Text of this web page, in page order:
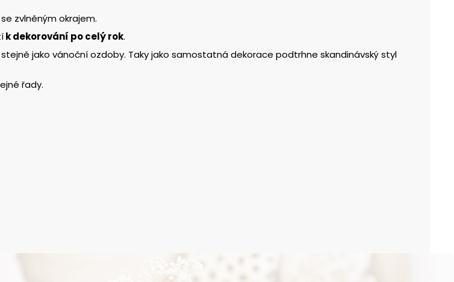
zvlněným okrajem.
k dekorování po celý rok.
jako vánoční ozdoby. Taky jako samostatná dekorace podtrhne skandinávský styl
řady.